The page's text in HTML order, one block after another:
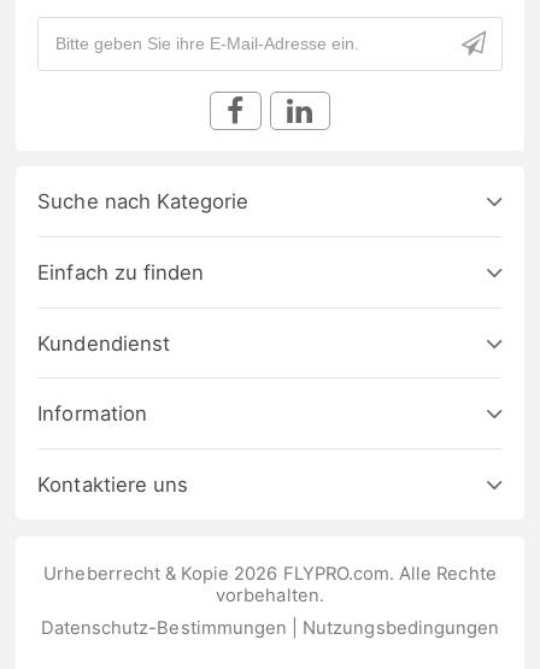
Suche nach Kategorie
Einfach zu finden
Kundendienst
Information
Kontaktiere uns
Urheberrecht & Kopie 2026 FLYPRO.com. Alle Rechte
vorbehalten.
Datenschutz-Bestimmungen
Nutzungsbedingungen